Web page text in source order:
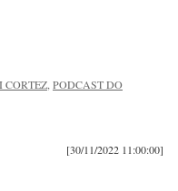
CORTEZ PODCAST DO
[30/11/2022 11:00:00]